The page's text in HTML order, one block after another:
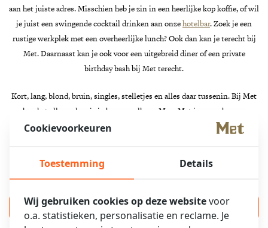
aan het juiste adres. Misschien heb je zin in een heerlijke kop koffie, of wil
je juist een swingende cocktail drinken aan onzehotelbar. Zoek je een
rustige werkplek met een overheerlijke lunch? Ook dan kan je terecht bij
Met. Daarnaast kan je ook voor een uitgebreid diner of een private
birthday bash bij Met terecht.
Kort, lang, blond, bruin, singles, stelletjes en alles daar tussenin. Bij Met
kan het allemaal en is iedereen welkom. Maar Met is meer dan een
metropolitan Hotelen restaurant. Met staat ook voor binding met de
Met Hotel is Met Elkaar.
RESERVEER EEN TAFEL
Cookievoorkeuren
Toestemming Details
Wij gebruiken cookies op deze websitevoor
o.a. statistieken, personalisatie en reclame. Je